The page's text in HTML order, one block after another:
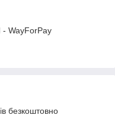
WayForPay
безкоштовно